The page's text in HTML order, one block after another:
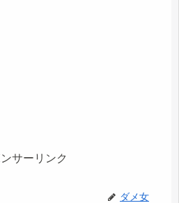
サーリンク
ダメ女